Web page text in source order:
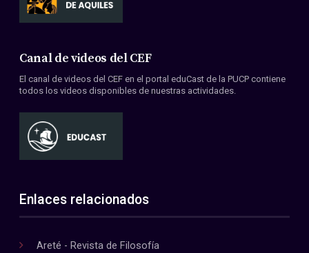
Canal de videos del CEF
El canal de videos del CEF en el portal eduCast de la PUCP contiene
todos los videos disponibles de nuestras actividades.
Enlaces relacionados
Areté - Revista de Filosofía